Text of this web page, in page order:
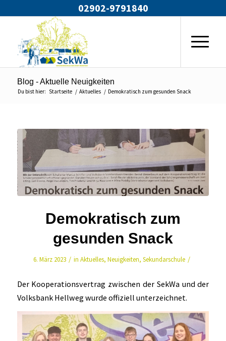
02902-9791840
Blog - Aktuelle Neuigkeiten
Du bist hier: Startseite / Aktuelles / Demokratisch zum gesunden Snack
Demokratisch zum
gesunden Snack
6. März 2023 / in Aktuelles, Neuigkeiten, Sekundarschule /
Der Kooperationsvertrag zwischen der SekWa und der
Volksbank Hellweg wurde offiziell unterzeichnet.